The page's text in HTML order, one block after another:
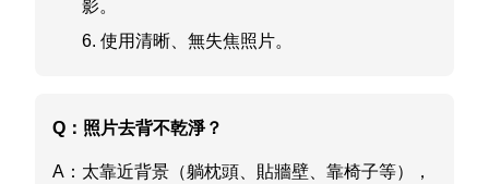
影。
6. 使用清晰、無失焦照片。
Q： 照片去背不乾淨？
A： 太靠近背景（躺枕頭、貼牆壁、靠椅子等），